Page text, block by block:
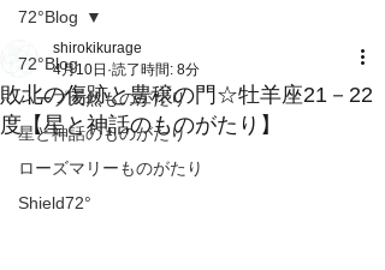
72°Blog
ハーブ天然ものがたり
星と神話のものがたり
ローズマリーものがたり
Shield72°
72°Blog
敗北の傷跡と豊穣の門☆牡羊座21－22
度【星と神話のものがたり】
shirokikurage
4月10日 読了時間: 8分